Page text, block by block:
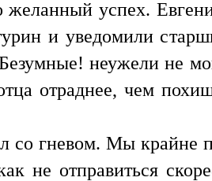
успех.
и уведомили
неужели не
отраднее, чем
гневом. Мы крайне
не отправиться